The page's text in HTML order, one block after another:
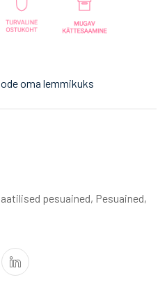
oma lemmikuks
pesuained, Pesuained,